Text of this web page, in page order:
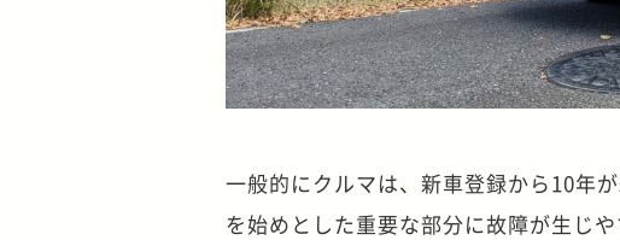
一般的にクルマは、新車登録から10年
を始めとした重要な部分に故障が生じ